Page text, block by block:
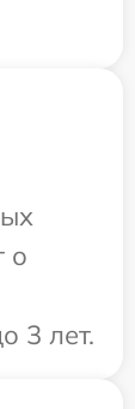
о
3 лет.